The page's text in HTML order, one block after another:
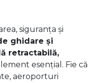
siguranța și
ghidare și
retractabilă,
esențial. Fie că
aeroporturi